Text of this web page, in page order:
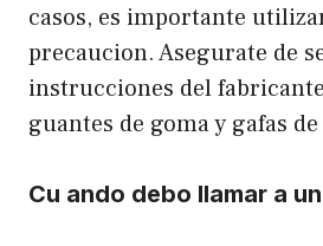
casos, es importante
precaucion. Asegurate de
instrucciones del
guantes de goma y gafas
Cu ando debo llamar a